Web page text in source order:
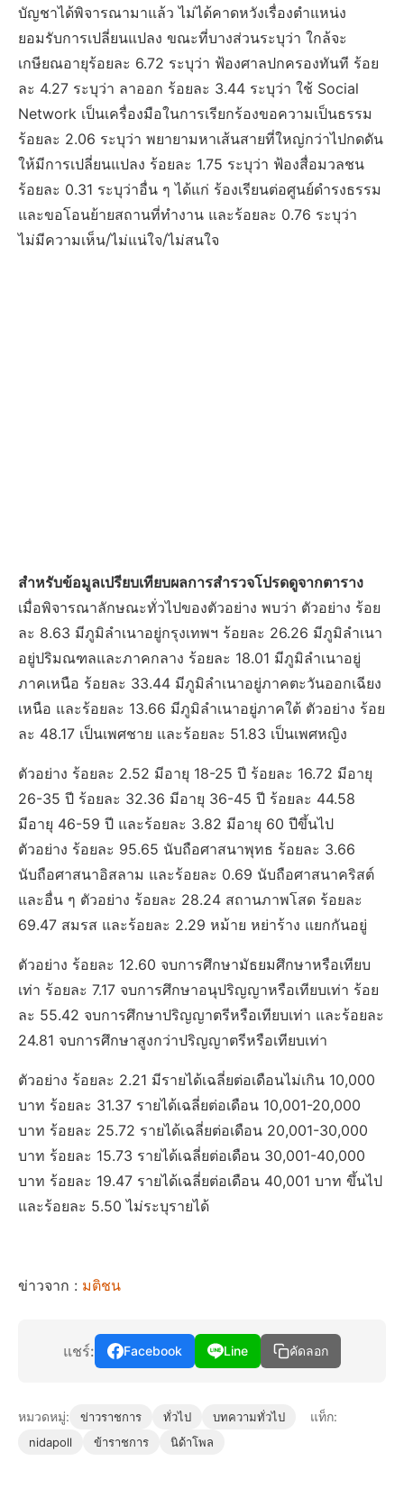
บัญชาได้พิจารณามาแล้ว ไม่ได้คาดหวังเรื่องตำแหน่ง
ยอมรับการเปลี่ยนแปลง ขณะที่บางส่วนระบุว่า ใกล้จะ
เกษียณอายุร้อยละ 6.72 ระบุว่า ฟ้องศาลปกครองทันที ร้อย
ละ 4.27 ระบุว่า ลาออก ร้อยละ 3.44 ระบุว่า ใช้ Social
Network เป็นเครื่องมือในการเรียกร้องขอความเป็นธรรม
ร้อยละ 2.06 ระบุว่า พยายามหาเส้นสายที่ใหญ่กว่าไปกดดัน
ให้มีการเปลี่ยนแปลง ร้อยละ 1.75 ระบุว่า ฟ้องสื่อมวลชน
ร้อยละ 0.31 ระบุว่าอื่น ๆ ได้แก่ ร้องเรียนต่อศูนย์ดำรงธรรม
และขอโอนย้ายสถานที่ทำงาน และร้อยละ 0.76 ระบุว่า
ไม่มีความเห็น/ไม่แน่ใจ/ไม่สนใจ
สำหรับข้อมูลเปรียบเทียบผลการสำรวจโปรดดูจากตาราง
เมื่อพิจารณาลักษณะทั่วไปของตัวอย่าง พบว่า ตัวอย่าง ร้อย
ละ 8.63 มีภูมิลำเนาอยู่กรุงเทพฯ ร้อยละ 26.26 มีภูมิลำเนา
อยู่ปริมณฑลและภาคกลาง ร้อยละ 18.01 มีภูมิลำเนาอยู่
ภาคเหนือ ร้อยละ 33.44 มีภูมิลำเนาอยู่ภาคตะวันออกเฉียง
เหนือ และร้อยละ 13.66 มีภูมิลำเนาอยู่ภาคใต้ ตัวอย่าง ร้อย
ละ 48.17 เป็นเพศชาย และร้อยละ 51.83 เป็นเพศหญิง
ตัวอย่าง ร้อยละ 2.52 มีอายุ 18-25 ปี ร้อยละ 16.72 มีอายุ
26-35 ปี ร้อยละ 32.36 มีอายุ 36-45 ปี ร้อยละ 44.58
มีอายุ 46-59 ปี และร้อยละ 3.82 มีอายุ 60 ปีขึ้นไป
ตัวอย่าง ร้อยละ 95.65 นับถือศาสนาพุทธ ร้อยละ 3.66
นับถือศาสนาอิสลาม และร้อยละ 0.69 นับถือศาสนาคริสต์
และอื่น ๆ ตัวอย่าง ร้อยละ 28.24 สถานภาพโสด ร้อยละ
69.47 สมรส และร้อยละ 2.29 หม้าย หย่าร้าง แยกกันอยู่
ตัวอย่าง ร้อยละ 12.60 จบการศึกษามัธยมศึกษาหรือเทียบ
เท่า ร้อยละ 7.17 จบการศึกษาอนุปริญญาหรือเทียบเท่า ร้อย
ละ 55.42 จบการศึกษาปริญญาตรีหรือเทียบเท่า และร้อยละ
24.81 จบการศึกษาสูงกว่าปริญญาตรีหรือเทียบเท่า
ตัวอย่าง ร้อยละ 2.21 มีรายได้เฉลี่ยต่อเดือนไม่เกิน 10,000
บาท ร้อยละ 31.37 รายได้เฉลี่ยต่อเดือน 10,001-20,000
บาท ร้อยละ 25.72 รายได้เฉลี่ยต่อเดือน 20,001-30,000
บาท ร้อยละ 15.73 รายได้เฉลี่ยต่อเดือน 30,001-40,000
บาท ร้อยละ 19.47 รายได้เฉลี่ยต่อเดือน 40,001 บาท ขึ้นไป
และร้อยละ 5.50 ไม่ระบุรายได้
ข่าวจาก : มติชน
แชร์: Facebook Line คัดลอก
หมวดหมู่: ข่าวราชการ ทั่วไป บทความทั่วไป แท็ก:
nidapoll ข้าราชการ นิด้าโพล